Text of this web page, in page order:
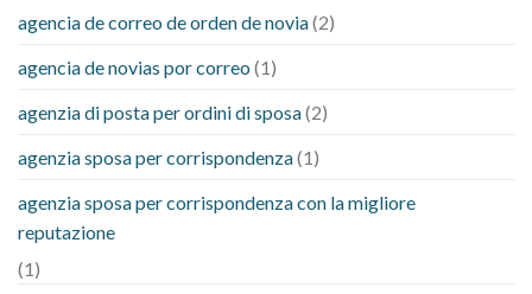
agencia de correo de orden de novia(2)
agencia de novias por correo (1)
agenzia di posta per ordini di sposa(2)
agenzia sposa per corrispondenza(1)
agenzia sposa per corrispondenza con la migliore
reputazione
(1)